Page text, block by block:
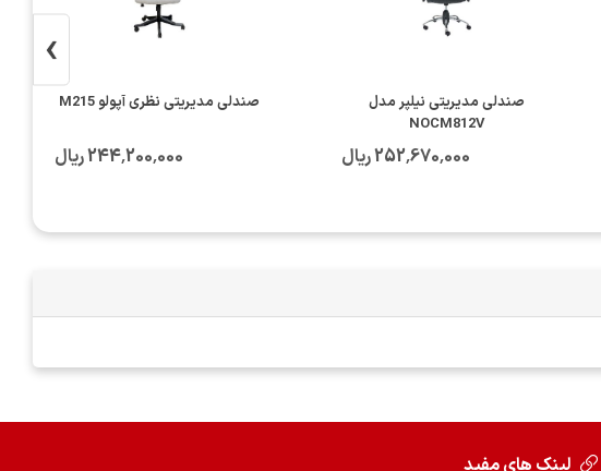
صندلی مدیریتی نیلپر مدل
NOCM812V
252٬670٬000 ریال
صندلی مدیریتی نظری آپولو M215
244٬200٬000 ریال
›
لینک های مفید